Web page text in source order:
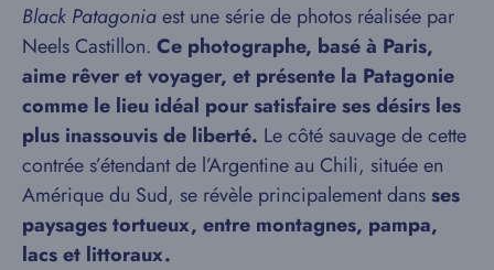
Black Patagoniaest une série de photos réalisée par
Neels Castillon. Ce photographe, basé à Paris,
aime rêver et voyager, et présente la Patagonie
comme le lieu idéal pour satisfaire ses désirs les
plus inassouvis de liberté. Le côté sauvage de cette
contrée s’étendant de l’Argentine au Chili, située en
Amérique du Sud, se révèle principalement dansses
paysages tortueux, entre montagnes, pampa,
lacs et littoraux.